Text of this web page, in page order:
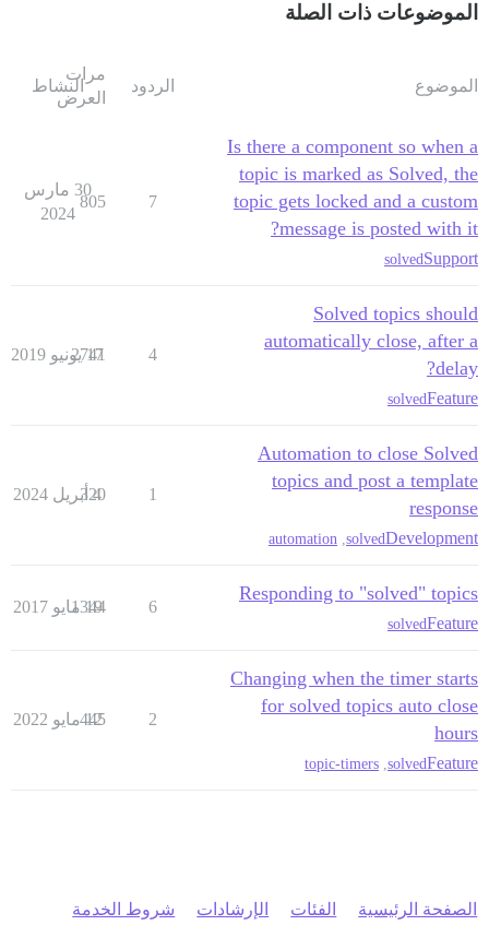
الموضوعات ذات الصلة
الموضوع الردود
مرات
العرض
النشاط
Is there a component so when a
topic is marked as Solved, the
topic gets locked and a custom
message is posted with it?
Support
solved
7
805
30 مارس
2024
Solved topics should
automatically close, after a
delay?
Feature
solved
4
2741
17 يونيو 2019
Automation to close Solved
topics and post a template
response
Development
solved
automation
1
320
4 أبريل 2024
Responding to "solved" topics
Feature
solved
6
1344
19 مايو 2017
Changing when the timer starts
for solved topics auto close
hours
Feature
solved
topic-timers
2
445
12 مايو 2022
الصفحة الرئيسية الفئات الإرشادات شروط الخدمة